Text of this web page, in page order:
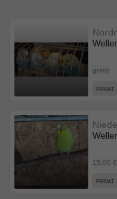
gratis
PRIVAT
15,00 €
PRIVAT